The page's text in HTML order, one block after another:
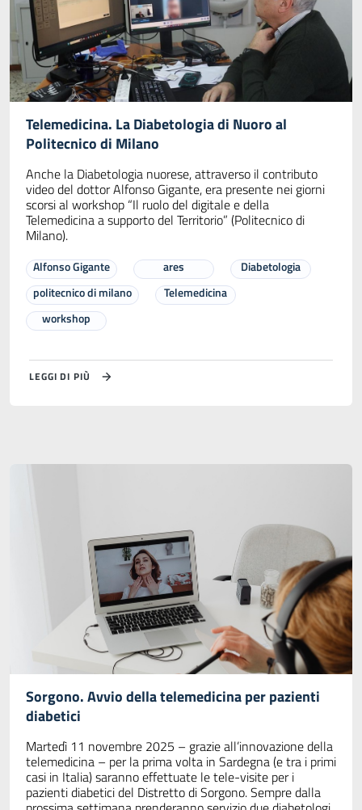
Telemedicina. La Diabetologia di Nuoro al
Politecnico di Milano
Anche la Diabetologia nuorese, attraverso il contributo
video del dottor Alfonso Gigante, era presente nei giorni
scorsi al workshop “Il ruolo del digitale e della
Telemedicina a supporto del Territorio” (Politecnico di
Milano).
Alfonso Gigante ares
Diabetologia
politecnico di milano
Telemedicina
workshop
LEGGI DI PIÙ
Sorgono. Avvio della telemedicina per pazienti
diabetici
Martedì 11 novembre 2025 – grazie all’innovazione della
telemedicina – per la prima volta in Sardegna (e tra i primi
casi in Italia) saranno effettuate le tele-visite per i
pazienti diabetici del Distretto di Sorgono. Sempre dalla